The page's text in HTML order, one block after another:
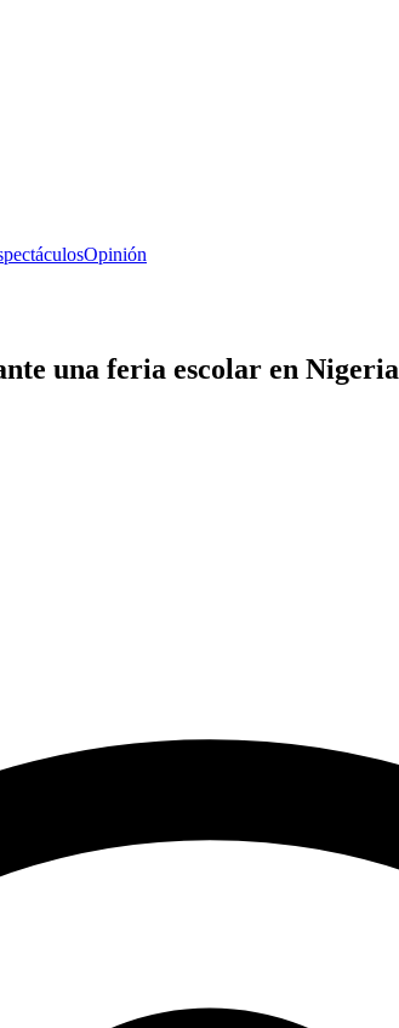
Opinión
una feria escolar en Nigeria